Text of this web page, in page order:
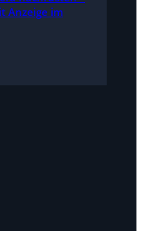
Anzeige im